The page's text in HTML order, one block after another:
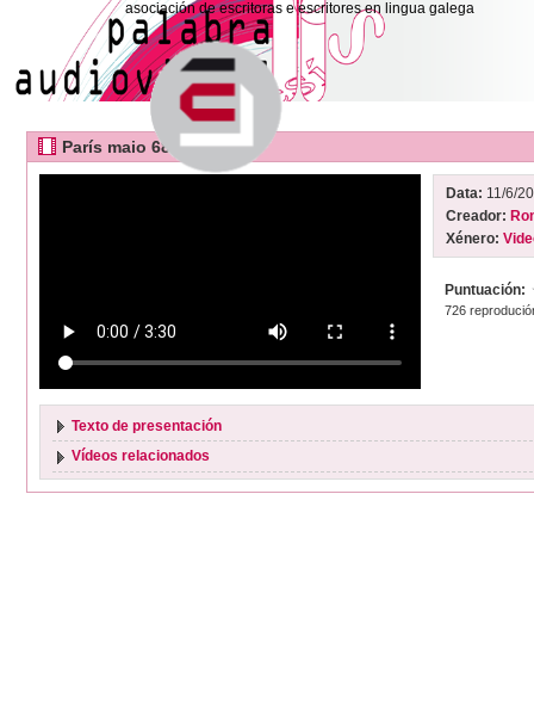
asociación de escritoras e escritores en lingua galega
París maio 68
Data: 11/6/
Creador:
Xénero:
Puntuación:
726
Texto de presentación
Vídeos relacionados